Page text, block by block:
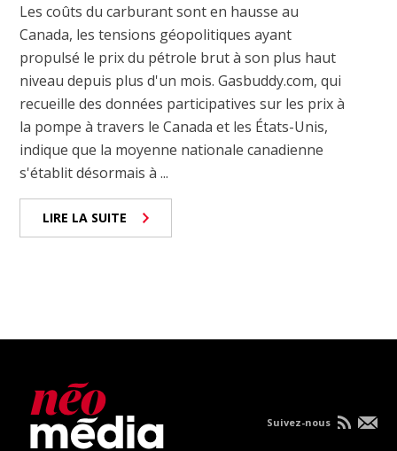
Les coûts du carburant sont en hausse au
Canada, les tensions géopolitiques ayant
propulsé le prix du pétrole brut à son plus haut
niveau depuis plus d'un mois. Gasbuddy.com, qui
recueille des données participatives sur les prix à
la pompe à travers le Canada et les États-Unis,
indique que la moyenne nationale canadienne
s'établit désormais à ...
LIRE LA SUITE
Suivez-nous